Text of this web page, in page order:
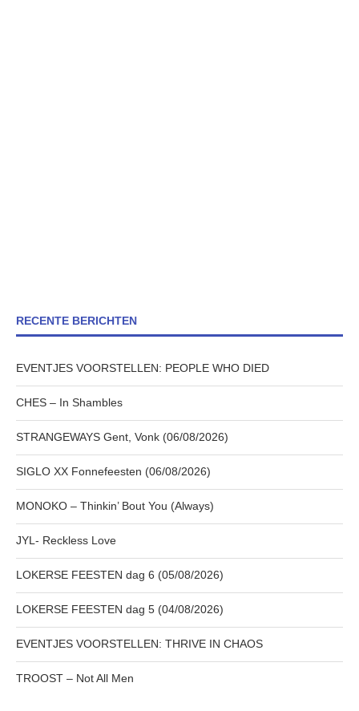
RECENTE BERICHTEN
EVENTJES VOORSTELLEN: PEOPLE WHO DIED
CHES – In Shambles
STRANGEWAYS Gent, Vonk (06/08/2026)
SIGLO XX Fonnefeesten (06/08/2026)
MONOKO – Thinkin’ Bout You (Always)
JYL- Reckless Love
LOKERSE FEESTEN dag 6 (05/08/2026)
LOKERSE FEESTEN dag 5 (04/08/2026)
EVENTJES VOORSTELLEN: THRIVE IN CHAOS
TROOST – Not All Men